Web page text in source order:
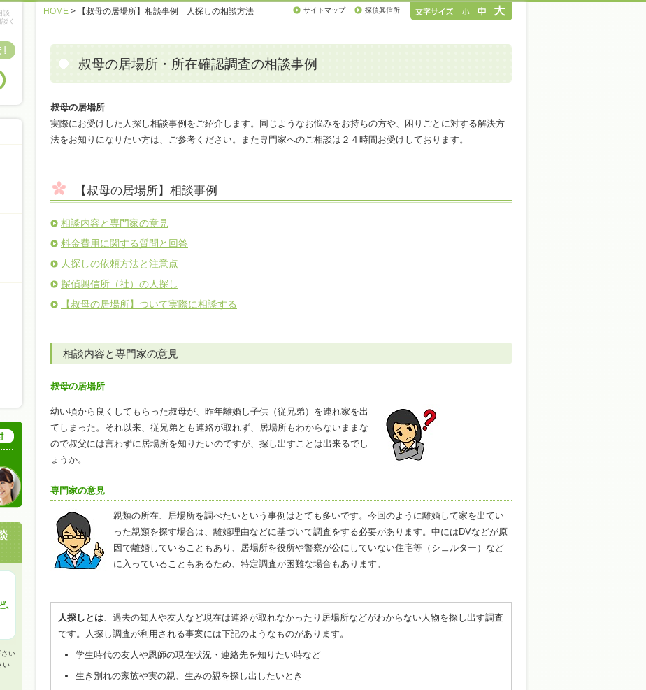
叔母の居場所・所在確認調査の相談事例
叔母の居場所
実際にお受けした人探し相談事例をご紹介します。同じようなお悩みをお持ちの方や、困りごとに対する解決方
法をお知りになりたい方は、ご参考ください。また専門家へのご相談は２４時間お受けしております。
【叔母の居場所】相談事例
相談内容と専門家の意見
料金費用に関する質問と回答
人探しの依頼方法と注意点
探偵興信所（社）の人探し
【叔母の居場所】ついて実際に相談する
相談内容と専門家の意見
叔母の居場所
幼い頃から良くしてもらった叔母が、昨年離婚し子供（従兄弟）を連れ家を出
てしまった。それ以来、従兄弟とも連絡が取れず、居場所もわからないままな
ので叔父には言わずに居場所を知りたいのですが、探し出すことは出来るでし
ょうか。
専門家の意見
親類の所在、居場所を調べたいという事例はとても多いです。今回のように離婚して家を出てい
った親類を探す場合は、離婚理由などに基づいて調査をする必要があります。中にはDVなどが原
因で離婚していることもあり、居場所を役所や警察が公にしていない住宅等（シェルター）など
に入っていることもあるため、特定調査が困難な場合もあります。
人探しとは、過去の知人や友人など現在は連絡が取れなかったり居場所などがわからない人物を探し出す調査
です。人探し調査が利用される事案には下記のようなものがあります。
学生時代の友人や恩師の現在状況・連絡先を知りたい時など
生き別れの家族や実の親、生みの親を探し出したいとき
談
く
さい
い
HOME > 【叔母の居場所】相談事例 人探しの相談方法 サイトマップ 探偵興信所